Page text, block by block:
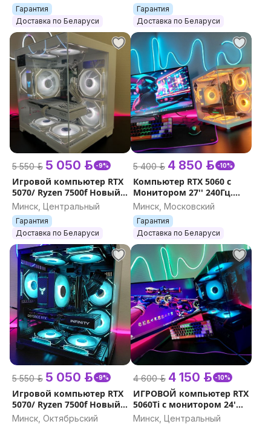
Гарантия
Доставка по Беларуси
Гарантия
Доставка по Беларуси
5 550 р. 5 050 р. -9%
Игровой компьютер RTX
5070/ Ryzen 7500f Новый.
Гарантия.
Минск, Центральный
Гарантия
Доставка по Беларуси
5 400 р. 4 850 р. -10%
Компьютер RTX 5060 с
Монитором 27'' 240Гц.
32GB DDR5. Новый.
Гарантия
Минск, Московский
Гарантия
Доставка по Беларуси
5 550 р. 5 050 р. -9%
Игровой компьютер RTX
5070/ Ryzen 7500f Новый.
Гарантия.
Минск, Октябрьский
4 600 р. 4 150 р. -10%
ИГРОВОЙ компьютер RTX
5060Ti с монитором 24'
180Гц. DDR5. Новый
Минск, Центральный